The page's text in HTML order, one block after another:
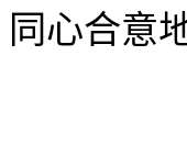
同心合意